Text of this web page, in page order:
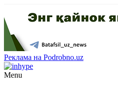
Реклама на Podrobno.uz
Menu